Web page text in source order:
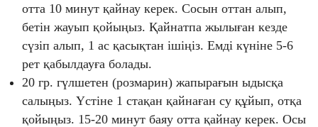
отта 10 минут қайнау керек. Сосын оттан алып,
бетін жауып қойыңыз. Қайнатпа жылыған кезде
сүзіп алып, 1 ас қасықтан ішіңіз. Емді күніне 5-6
рет қабылдауға болады.
20 гр. гүлшетен (розмарин) жапырағын ыдысқа
салыңыз. Үстіне 1 стақан қайнаған су құйып, отқа
қойыңыз. 15-20 минут баяу отта қайнау керек. Осы